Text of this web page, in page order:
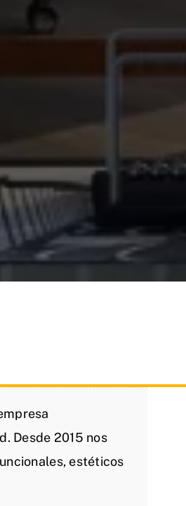
Desde 2015 nos
estéticos